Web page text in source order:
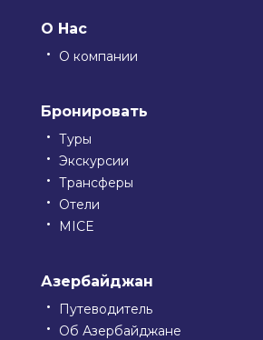
О Нас
О компании
Бронировать
Туры
Экскурсии
Трансферы
Отели
MICE
Азербайджан
Путеводитель
Об Азербайджане